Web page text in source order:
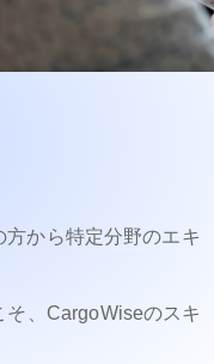
から特定分野のエキ
、CargoWiseのスキ